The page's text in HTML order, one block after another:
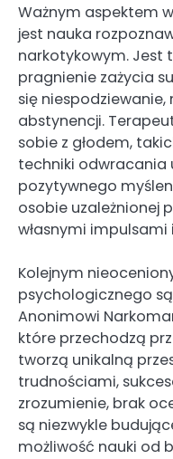
Ważnym aspektem
jest nauka
narkotykowym. Jest
pragnienie zażycia
się
abstynencji.
sobie z głodem,
techniki odwracania
pozytywnego
osobie uzależnionej
własnymi impulsami
Kolejnym
psychologicznego
Anonimowi
które przechodzą
tworzą unikalną
trudnościami,
zrozumienie, brak
są niezwykle
możliwość nauki od